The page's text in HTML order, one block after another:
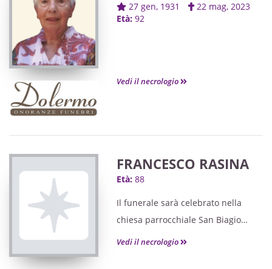
27 gen, 1931
22 mag, 2023
Età: 92
Vedi il necrologio
FRANCESCO RASINA
Età: 88
Il funerale sarà celebrato nella
chiesa parrocchiale San Biagio
nella frazione di Auzate di Gozzano.
Vedi il necrologio